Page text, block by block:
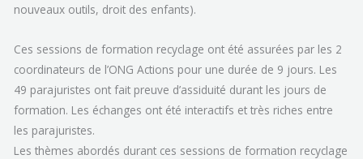
nouveaux outils, droit des enfants).
Ces sessions de formation recyclage ont été assurées par les 2
coordinateurs de l’ONG Actions pour une durée de 9 jours. Les
49 parajuristes ont fait preuve d’assiduité durant les jours de
formation. Les échanges ont été interactifs et très riches entre
les parajuristes.
Les thèmes abordés durant ces sessions de formation recyclage